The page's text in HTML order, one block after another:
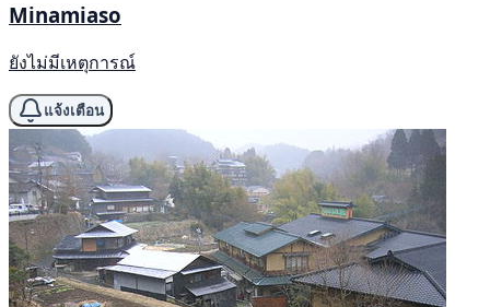
Minamiaso
ยังไม่มีเหตุการณ์
แจ้งเตือน